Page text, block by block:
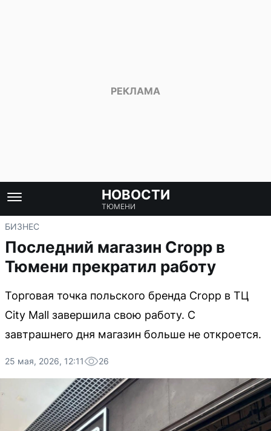
НОВОСТИ
ТЮМЕНИ
БИЗНЕС
Последний магазин Cropp в
Тюмени прекратил работу
Торговая точка польского бренда Cropp в ТЦ
City Mall завершила свою работу. С
завтрашнего дня магазин больше не откроется.
25 мая, 2026, 12:11 26